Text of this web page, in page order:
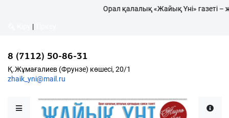
Қалалықтар қаперіне
Қоғам
Қ.Жұмағалиев (Фрунзе)
Орал қалалық «Жайық Үні» газеті –
|
8 (7112) 50-86-31
Қ.Жұмағалиев (Фрунзе) көшесі, 20/1
zhaik_yni@mail.ru